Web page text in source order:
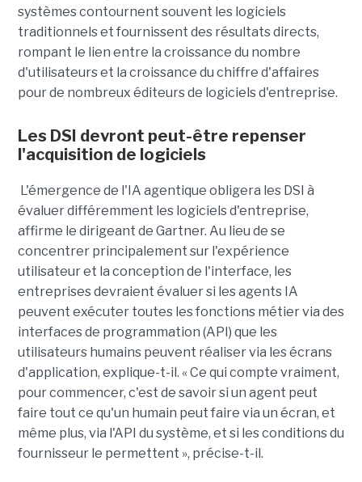
systèmes contournent souvent les logiciels
traditionnels et fournissent des résultats directs,
rompant le lien entre la croissance du nombre
d'utilisateurs et la croissance du chiffre d'affaires
pour de nombreux éditeurs de logiciels d'entreprise.
Les DSI devront peut-être repenser
l'acquisition de logiciels
L'émergence de l'IA agentique obligera les DSI à
évaluer différemment les logiciels d'entreprise,
affirme le dirigeant de Gartner. Au lieu de se
concentrer principalement sur l'expérience
utilisateur et la conception de l'interface, les
entreprises devraient évaluer si les agents IA
peuvent exécuter toutes les fonctions métier via des
interfaces de programmation (API) que les
utilisateurs humains peuvent réaliser via les écrans
d'application, explique-t-il. « Ce qui compte vraiment,
pour commencer, c'est de savoir si un agent peut
faire tout ce qu'un humain peut faire via un écran, et
même plus, via l'API du système, et si les conditions du
fournisseur le permettent », précise-t-il.